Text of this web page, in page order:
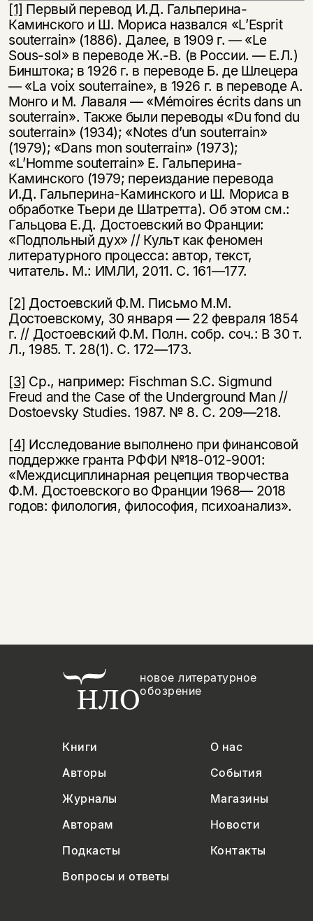
[1] Первый перевод И.Д. Гальперина-
Каминского и Ш. Мориса назвался «L’Esprit
souterrain» (1886). Далее, в 1909 г. — «Le
Sous-sol» в переводе Ж.-В. (в России. — Е.Л.)
Бинштока; в 1926 г. в переводе Б. де Шлецера
— «La voix souterraine», в 1926 г. в переводе А.
Монго и М. Лаваля — «Mémoires écrits dans un
souterrain». Также были переводы «Du fond du
souterrain» (1934); «Notes d’un souterrain»
(1979); «Dans mon souterrain» (1973);
«L’Homme souterrain» Е. Гальперина-
Каминского (1979; переиздание перевода
И.Д. Гальперина-Каминского и Ш. Мориса в
обработке Тьери де Шатретта). Об этом см.:
Гальцова Е.Д. Достоевский во Франции:
«Подпольный дух» // Культ как феномен
литературного процесса: автор, текст,
читатель. М.: ИМЛИ, 2011. С. 161—177.
[2] Достоевский Ф.М. Письмо М.М.
Достоевскому, 30 января — 22 февраля 1854
г. // Достоевский Ф.М. Полн. собр. соч.: В 30 т.
Л., 1985. Т. 28(1). С. 172—173.
[3] Ср., например: Fischman S.C. Sigmund
Freud and the Case of the Underground Man //
Dostoevsky Studies. 1987. № 8. С. 209—218.
[4] Исследование выполнено при финансовой
поддержке гранта РФФИ №18-012-9001:
«Междисциплинарная рецепция творчества
Ф.М. Достоевского во Франции 1968— 2018
годов: филология, философия, психоанализ».
новое литературное
обозрение
Книги
О нас
Авторы
События
Журналы
Магазины
Авторам
Новости
Подкасты
Контакты
Вопросы и ответы